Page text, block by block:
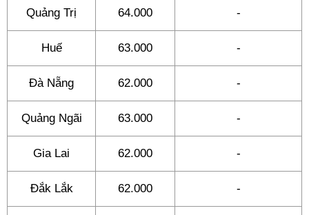
Quảng Trị 64.000 -
Huế 63.000 -
Đà Nẵng 62.000 -
Quảng Ngãi 63.000 -
Gia Lai 62.000 -
Đắk Lắk 62.000 -